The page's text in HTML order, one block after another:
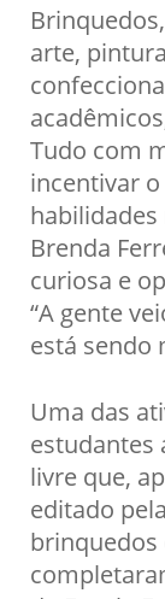
arte,
Tudo com
incentivar
habilidades
Brenda
curiosa e
“A gente
está sendo
Uma das
estudantes
livre que,
editado
brinquedos